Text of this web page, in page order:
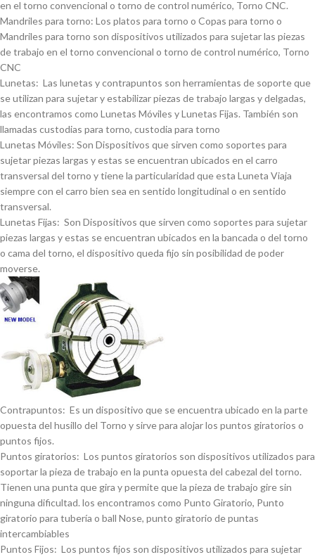
en el torno convencional o torno de control numérico, Torno CNC.
Mandriles para torno: Los platos para torno o Copas para torno o
Mandriles para torno son dispositivos utilizados para sujetar las piezas
de trabajo en el torno convencional o torno de control numérico, Torno
CNC
Lunetas: Las lunetas y contrapuntos son herramientas de soporte que
se utilizan para sujetar y estabilizar piezas de trabajo largas y delgadas,
las encontramos como Lunetas Móviles y Lunetas Fijas. También son
llamadas custodias para torno, custodia para torno
Lunetas Móviles: Son Dispositivos que sirven como soportes para
sujetar piezas largas y estas se encuentran ubicados en el carro
transversal del torno y tiene la particularidad que esta Luneta Viaja
siempre con el carro bien sea en sentido longitudinal o en sentido
transversal.
Lunetas Fijas: Son Dispositivos que sirven como soportes para sujetar
piezas largas y estas se encuentran ubicados en la bancada o del torno
o cama del torno, el dispositivo queda fijo sin posibilidad de poder
moverse.
Contrapuntos: Es un dispositivo que se encuentra ubicado en la parte
opuesta del husillo del Torno y sirve para alojar los puntos giratorios o
puntos fijos.
Puntos giratorios: Los puntos giratorios son dispositivos utilizados para
soportar la pieza de trabajo en la punta opuesta del cabezal del torno.
Tienen una punta que gira y permite que la pieza de trabajo gire sin
ninguna dificultad. los encontramos como Punto Giratorio, Punto
giratorio para tuberí­a o ball Nose, punto giratorio de puntas
intercambiables
Puntos Fijos: Los puntos fijos son dispositivos utilizados para sujetar